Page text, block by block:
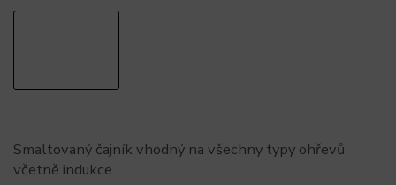
Smaltovaný čajník vhodný na všechny typy ohřevů
včetně indukce